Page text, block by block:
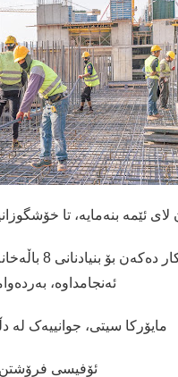
ئێمە بنەمایە، تا
تیمە
ئەنجامداوە،
مایۆرکا سیتی، جوانییەک لە
ئۆفیسی